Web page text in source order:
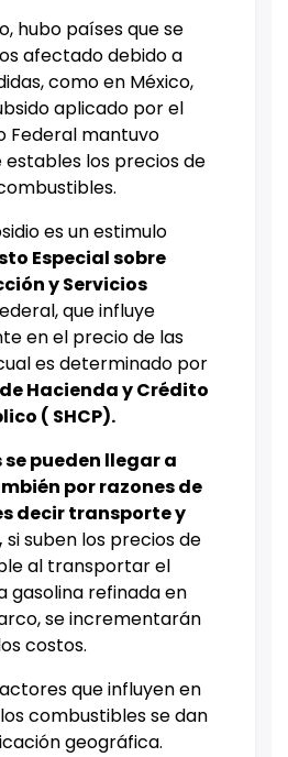
hubo países que se
afectado debido a
como en México,
aplicado por el
Federal mantuvo
los precios de
es un estimulo
Especial sobre
y Servicios
que influye
en el precio de las
es determinado por
Hacienda y Crédito
( SHCP).
pueden llegar a
por razones de
decir transporte y
si suben los precios de
al transportar el
gasolina refinada en
se incrementarán
costos.
que influyen en
combustibles se dan
geográfica.